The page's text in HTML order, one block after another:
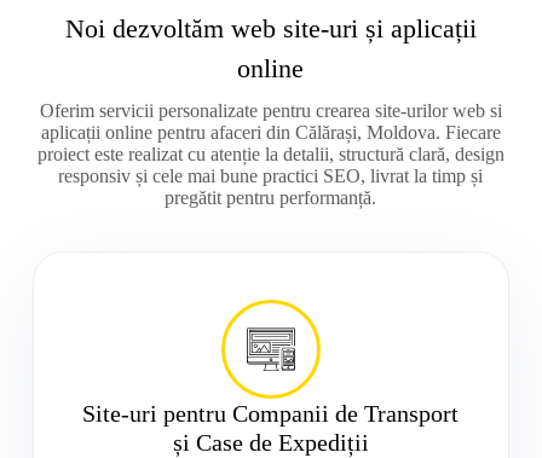
Noi dezvoltăm web site-uri și aplicații
online
Oferim servicii personalizate pentru crearea site-urilor web si
aplicații online pentru afaceri din Călărași, Moldova. Fiecare
proiect este realizat cu atenție la detalii, structură clară, design
responsiv și cele mai bune practici SEO, livrat la timp și
pregătit pentru performanță.
Site-uri pentru Companii de Transport
și Case de Expediții